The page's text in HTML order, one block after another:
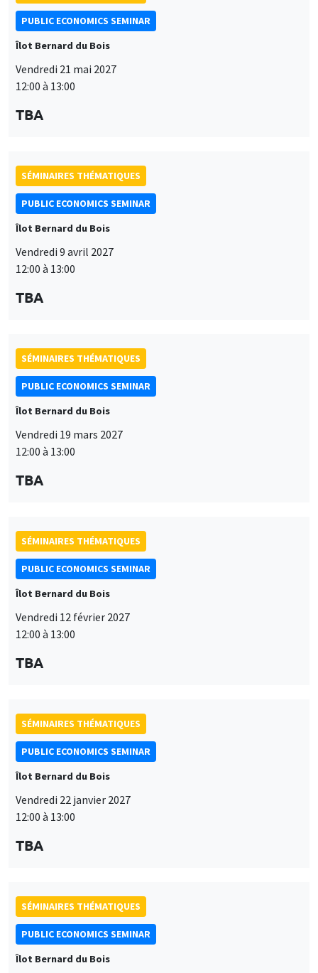
PUBLIC ECONOMICS SEMINAR
Îlot Bernard du Bois
Vendredi 21 mai 2027
12:00 à 13:00
TBA
SÉMINAIRES THÉMATIQUES
PUBLIC ECONOMICS SEMINAR
Îlot Bernard du Bois
Vendredi 9 avril 2027
12:00 à 13:00
TBA
SÉMINAIRES THÉMATIQUES
PUBLIC ECONOMICS SEMINAR
Îlot Bernard du Bois
Vendredi 19 mars 2027
12:00 à 13:00
TBA
SÉMINAIRES THÉMATIQUES
PUBLIC ECONOMICS SEMINAR
Îlot Bernard du Bois
Vendredi 12 février 2027
12:00 à 13:00
TBA
SÉMINAIRES THÉMATIQUES
PUBLIC ECONOMICS SEMINAR
Îlot Bernard du Bois
Vendredi 22 janvier 2027
12:00 à 13:00
TBA
SÉMINAIRES THÉMATIQUES
PUBLIC ECONOMICS SEMINAR
Îlot Bernard du Bois